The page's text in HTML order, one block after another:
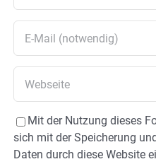
Mit der Nutzung dieses
sich mit der Speicherung
Daten durch diese Website